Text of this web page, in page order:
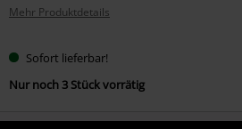
Mehr Produktdetails
Sofort lieferbar!
Nur noch 3 Stück vorrätig